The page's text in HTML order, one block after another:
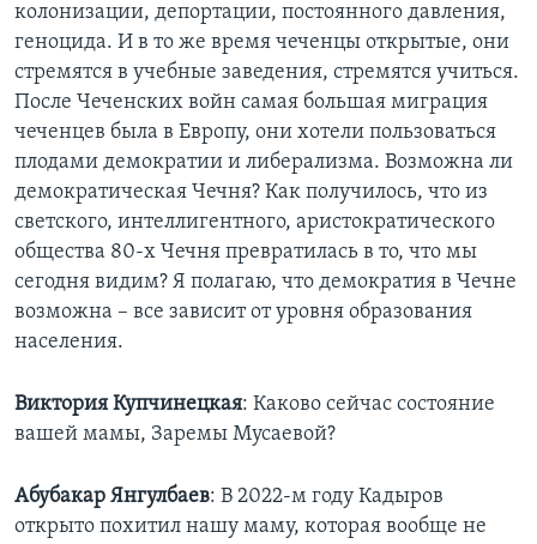
колонизации, депортации, постоянного давления,
геноцида. И в то же время чеченцы открытые, они
стремятся в учебные заведения, стремятся учиться.
После Чеченских войн самая большая миграция
чеченцев была в Европу, они хотели пользоваться
плодами демократии и либерализма. Возможна ли
демократическая Чечня? Как получилось, что из
светского, интеллигентного, аристократического
общества 80-х Чечня превратилась в то, что мы
сегодня видим? Я полагаю, что демократия в Чечне
возможна – все зависит от уровня образования
населения.
Виктория Купчинецкая: Каково сейчас состояние
вашей мамы, Заремы Мусаевой?
Абубакар Янгулбаев: В 2022-м году Кадыров
открыто похитил нашу маму, которая вообще не